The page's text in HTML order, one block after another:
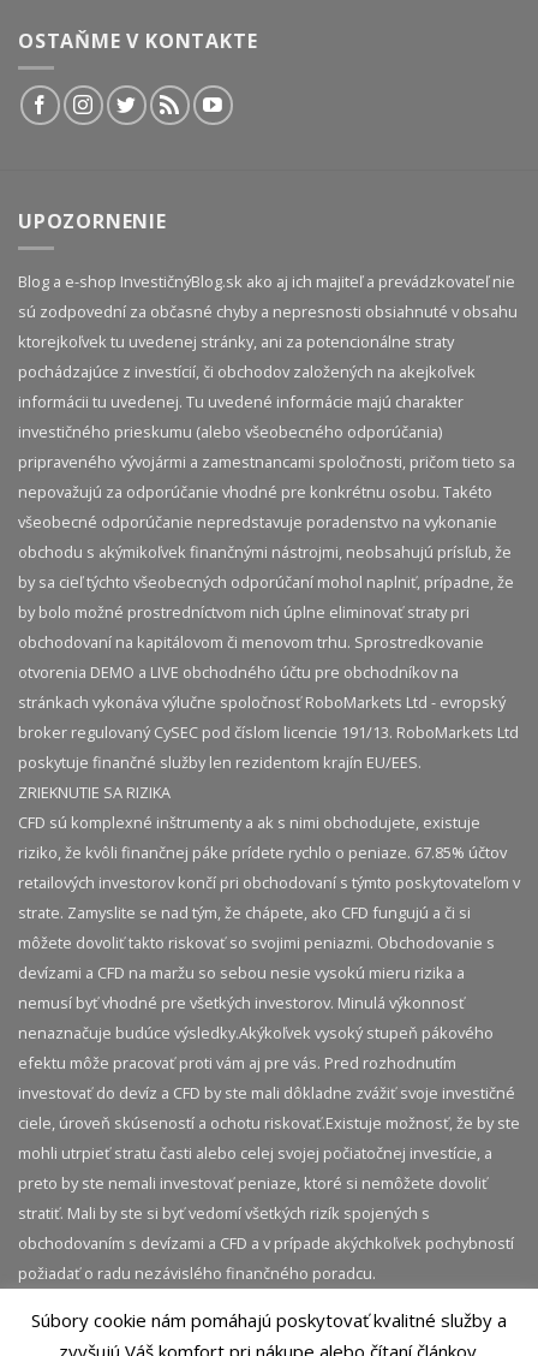
OSTAŇME V KONTAKTE
UPOZORNENIE
Blog a e-shop InvestičnýBlog.sk ako aj ich majiteľ a prevádzkovateľ nie
sú zodpovední za občasné chyby a nepresnosti obsiahnuté v obsahu
ktorejkoľvek tu uvedenej stránky, ani za potencionálne straty
pochádzajúce z investícií, či obchodov založených na akejkoľvek
informácii tu uvedenej. Tu uvedené informácie majú charakter
investičného prieskumu (alebo všeobecného odporúčania)
pripraveného vývojármi a zamestnancami spoločnosti, pričom tieto sa
nepovažujú za odporúčanie vhodné pre konkrétnu osobu. Takéto
všeobecné odporúčanie nepredstavuje poradenstvo na vykonanie
obchodu s akýmikoľvek finančnými nástrojmi, neobsahujú prísľub, že
by sa cieľ týchto všeobecných odporúčaní mohol naplniť, prípadne, že
by bolo možné prostredníctvom nich úplne eliminovať straty pri
obchodovaní na kapitálovom či menovom trhu. Sprostredkovanie
otvorenia DEMO a LIVE obchodného účtu pre obchodníkov na
stránkach vykonáva výlučne spoločnosť RoboMarkets Ltd - evropský
broker regulovaný CySEC pod číslom licencie 191/13. RoboMarkets Ltd
poskytuje finančné služby len rezidentom krajín EU/EES.
ZRIEKNUTIE SA RIZIKA
CFD sú komplexné inštrumenty a ak s nimi obchodujete, existuje
riziko, že kvôli finančnej páke prídete rychlo o peniaze. 67.85% účtov
retailových investorov končí pri obchodovaní s týmto poskytovateľom v
strate. Zamyslite se nad tým, že chápete, ako CFD fungujú a či si
môžete dovoliť takto riskovať so svojimi peniazmi. Obchodovanie s
devízami a CFD na maržu so sebou nesie vysokú mieru rizika a
nemusí byť vhodné pre všetkých investorov. Minulá výkonnosť
nenaznačuje budúce výsledky.​ Akýkoľvek vysoký stupeň pákového
efektu môže pracovať proti vám aj pre vás. Pred rozhodnutím
investovať do devíz a CFD by ste mali dôkladne zvážiť svoje investičné
ciele, úroveň skúseností a ochotu riskovať.​ Existuje možnosť, že by ste
mohli utrpieť stratu časti alebo celej svojej počiatočnej investície, a
preto by ste nemali investovať peniaze, ktoré si nemôžete dovoliť
stratiť. Mali by ste si byť vedomí všetkých rizík spojených s
obchodovaním s devízami a CFD a v prípade akýchkoľvek pochybností
požiadať o radu nezávislého finančného poradcu.
© 2026 InvestičnýBlog.sk | Všetky práva vyhradené.
Súbory cookie nám pomáhajú poskytovať kvalitné služby a
zvyšujú Váš komfort pri nákupe alebo čítaní článkov.